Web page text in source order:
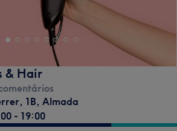
& Hair
1B, Almada
- 19:00